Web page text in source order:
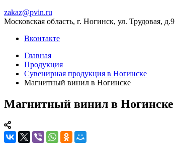
zakaz@pvin.ru
Московская область, г. Ногинск, ул. Трудовая, д.9
Вконтакте
Главная
Продукция
Сувенирная продукция в Ногинске
Магнитный винил в Ногинске
Магнитный винил в Ногинске